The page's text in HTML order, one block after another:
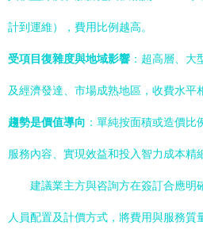
計到運維），費用比例越高。
受項目復雜度與地域影響 ：超高層、大
及經濟發達、市場成熟地區，收費水平
趨勢是價值導向 ：單純按面積或造價
服務內容、實現效益和投入智力成本精
建議業主方與咨詢方在簽訂合應明
人員配置及計價方式，將費用與服務質